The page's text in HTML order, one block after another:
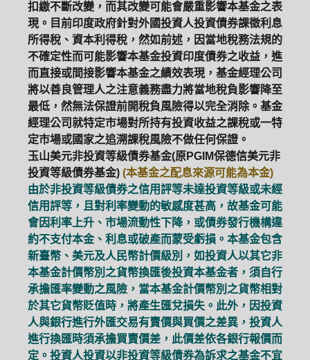
PGIM系列基金 168循環投資
定期(不)定額 高成長基金 月配息
扣繳不斷改變，而其改變可能會嚴重影響本基金之表
現。目前印度政府針對外國投資人投資債券課徵利息
所得稅、資本利得稅，然如前述，因當地稅務法規的
不確定性而可能影響本基金投資印度債券之收益，進
而直接或間接影響本基金之績效表現，基金經理公司
將以善良管理人之注意義務盡力將當地稅負影響降至
最低，然無法保證前開稅負風險得以完全消除。基金
經理公司就特定市場對所持有投資收益之課稅或一特
定市場或國家之追溯課稅風險不做任何保證。
玉山美元非投資等級債券基金(原PGIM保德信美元非
投資等級債券基金) (本基金之配息來源可能為本金)
由於非投資等級債券之信用評等未達投資等級或未經
信用評等，且對利率變動的敏感度甚高，故基金可能
會因利率上升、市場流動性下降，或債券發行機構違
約不支付本金、利息或破產而蒙受虧損。本基金包含
新臺幣、美元及人民幣計價級別，如投資人以其它非
本基金計價幣別之貨幣換匯後投資本基金者，須自行
承擔匯率變動之風險，當本基金計價幣別之貨幣相對
於其它貨幣貶值時，將產生匯兌損失。此外，因投資
人與銀行進行外匯交易有賣價與買價之差異，投資人
進行換匯時須承擔買賣價差，此價差依各銀行報價而
定。投資人投資以非投資等級債券為訴求之基金不宜